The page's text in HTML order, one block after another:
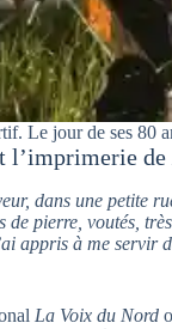
Le jour de ses 80
l’imprimerie de
dans une petite
pierre, voutés,
appris à me servir
La Voix du Nord